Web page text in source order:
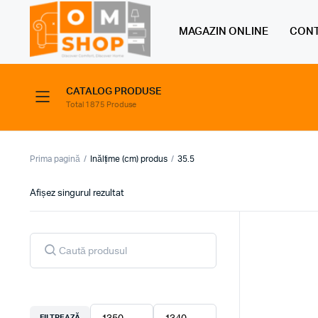
MAGAZIN ONLINE
CATALOG PRODUSE
Total 1875 Produse
Prima pagină Inălțime (cm) produs 35.5
Afișez singurul rezultat
Products
search